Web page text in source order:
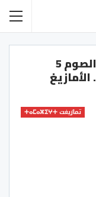
الحكومة وقانون الأمازيغية : الصوم 5
تمازيغت ⵜⴰⵎⴰⵣⵉⵖⵜ